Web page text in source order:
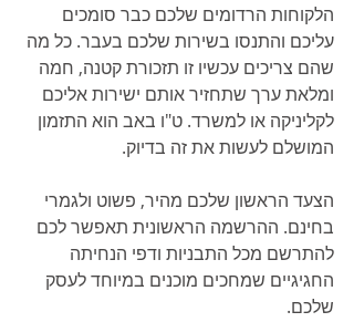
הלקוחות הרדומים שלכם כבר סומכים
עליכם והתנסו בשירות שלכם בעבר. כל מה
שהם צריכים עכשיו זו תזכורת קטנה, חמה
ומלאת ערך שתחזיר אותם ישירות אליכם
לקליניקה או למשרד. ט"ו באב הוא התזמון
המושלם לעשות את זה בדיוק.
הצעד הראשון שלכם מהיר, פשוט ולגמרי
בחינם. ההרשמה הראשונית תאפשר לכם
להתרשם מכל התבניות ודפי הנחיתה
החגיגיים שמחכים מוכנים במיוחד לעסק
שלכם.